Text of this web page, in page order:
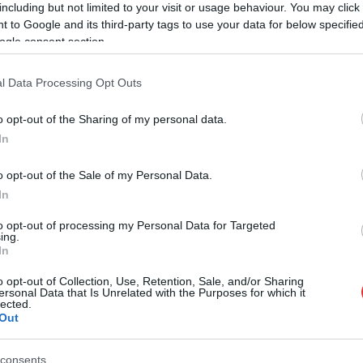
but not limited to your visit or usage behaviour. You may
to Google and its third-party tags to use your data for below
consent section.
Data Processing Opt Outs
opt-out of the Sharing of my personal data.
opt-out of the Sale of my Personal Data.
opt-out of processing my Personal Data for Targeted
opt-out of Collection, Use, Retention, Sale, and/or Sharing
Data that Is Unrelated with the Purposes for which it
Tisza Párt – jelentette be Magyar Péter az
országjárásának egyik Szolnok megyei
állomásán, Kunszentmártonban. A pártelnök
szerint a fiatalok egyik legnagyobb
indítanák el a „Működő Magyarország”
,lakásépítés
Ahol nem zárható a főbejárat lent, ott